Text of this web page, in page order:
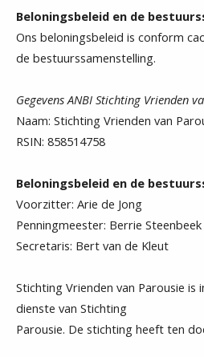
Beloningsbeleid en de
Ons beloningsbeleid is conform
de bestuurssamenstelling.
Gegevens ANBI Stichting Vrienden
Naam: Stichting Vrienden van
RSIN: 858514758
Beloningsbeleid en de
Voorzitter: Arie de Jong
Penningmeester: Berrie Steenbeek
Secretaris: Bert van de Kleut
Stichting Vrienden van Parousie is
dienste van Stichting
Parousie. De stichting heeft ten